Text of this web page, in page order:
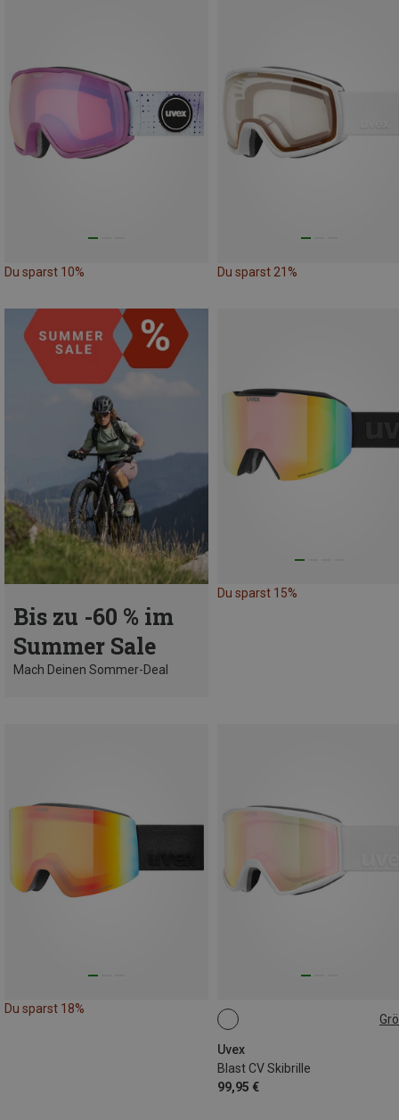
Du sparst 10% Du sparst 21%
Bis zu -60 % im
Summer Sale
Mach Deinen Sommer-Deal
Du sparst 15%
Du sparst 18%
Uvex
Blast CV Skibrille
99,95 €
ONE SIZE